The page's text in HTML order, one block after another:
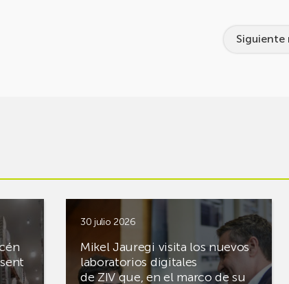
Siguiente
30 julio 2026
Mikel Jauregi visita los nuevos
laboratorios digitales
de ZIV que, en el marco de su